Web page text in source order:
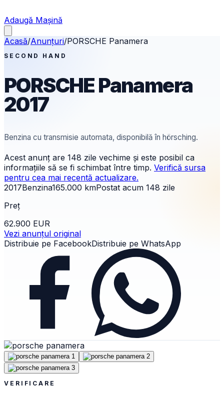
Adaugă Mașină
Acasă/Anunțuri/PORSCHE Panamera
SECOND HAND
PORSCHEPanamera
2017
Benzina cu transmisie automata, disponibilă în hörsching.
Acest anunț are 148 zile vechime și este posibil ca
informațiile să se fi schimbat între timp. Verifică sursa
pentru cea mai recentă actualizare.
2017Benzina165.000 kmPostat acum 148 zile
Preț
62.900 EUR
Vezi anunțul original
Distribuie pe FacebookDistribuie pe WhatsApp
VERIFICARE